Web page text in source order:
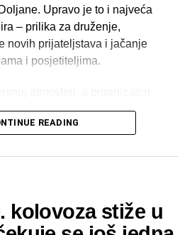
Upravo je to i najveća
– prilika za druženje,
novih prijateljstava i jačanje
i posjetiteljima.
kvalitetnu organizaciju. Osim
pobrinuli su se i za bogat
te kvalitetnom ozvučenju, što
dodatnu vrijednost i učinilo ga
za sve generacije.
Gračacu još je jednom potvrdio
READING
kolovoza stiže u